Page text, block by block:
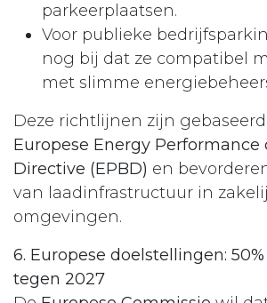
parkeerplaatsen.
Voor publieke
nog bij dat ze compatibel
met slimme
Deze richtlijnen zijn
Europese Energy Performance
Directive (EPBD) en
van laadinfrastructuur in
omgevingen.
6. Europese doelstellingen:
tegen 2027